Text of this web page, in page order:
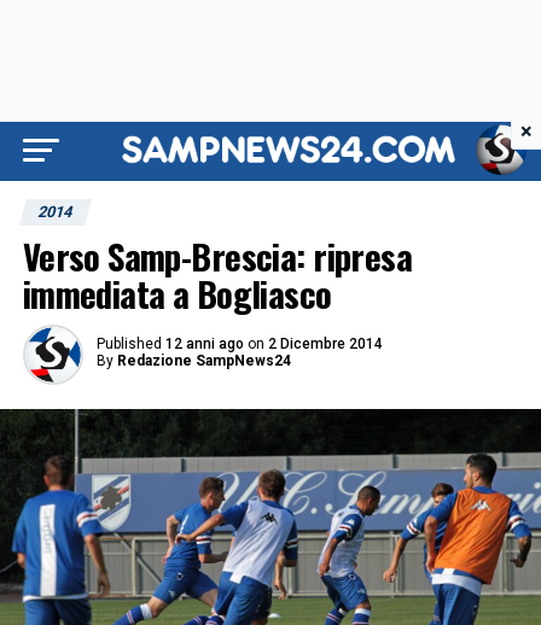
2014
Verso Samp-Brescia: ripresa
immediata a Bogliasco
Published 12 anni ago on 2 Dicembre 2014
By Redazione SampNews24
×